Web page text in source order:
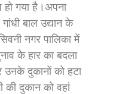
हो गया है।अपना
गांधी बाल उद्यान के
नगर पालिका में
के हार का बदला
दुकानों को हटा
की दुकान को वहां